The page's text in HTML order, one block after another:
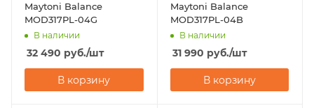
Maytoni Balance
MOD317PL-04G
В наличии
32 490 руб./шт
В корзину
Maytoni Balance
MOD317PL-04B
В наличии
31 990 руб./шт
В корзину